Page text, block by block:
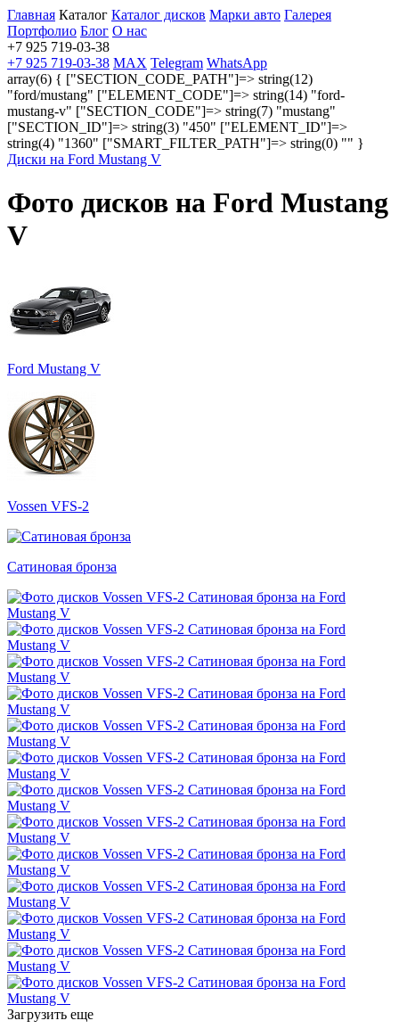
Главная Каталог Каталог дисков Марки авто Галерея
Портфолио Блог О нас
+7 925 719-03-38
+7 925 719-03-38 MAX Telegram WhatsApp
array(6) { ["SECTION_CODE_PATH"]=> string(12)
"ford/mustang" ["ELEMENT_CODE"]=> string(14) "ford-
mustang-v" ["SECTION_CODE"]=> string(7) "mustang"
["SECTION_ID"]=> string(3) "450" ["ELEMENT_ID"]=>
string(4) "1360" ["SMART_FILTER_PATH"]=> string(0) "" }
Диски на Ford Mustang V
Фото дисков на Ford Mustang
V
Ford Mustang V
Vossen VFS-2
Сатиновая бронза
Загрузить еще